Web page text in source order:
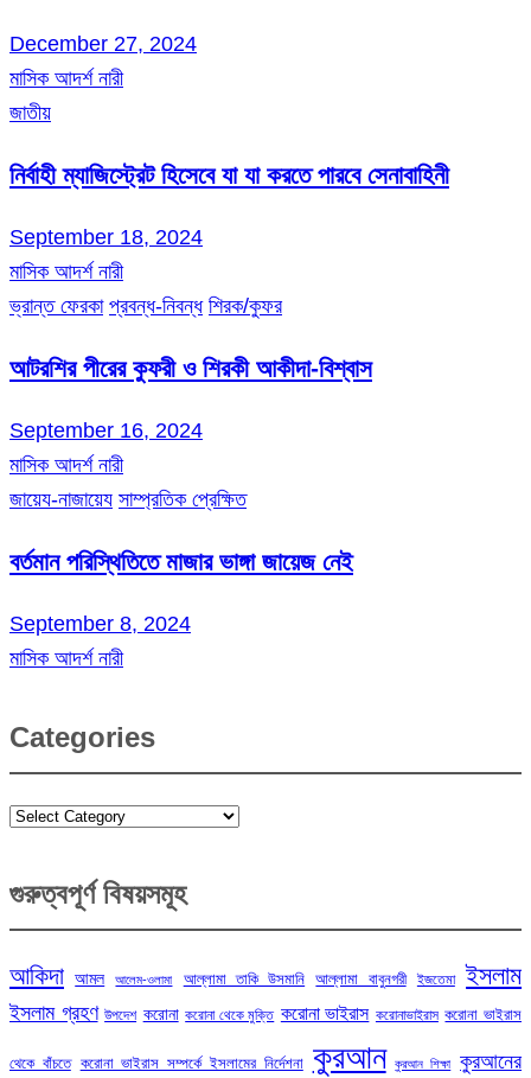
December 27, 2024
মাসিক আদর্শ নারী
জাতীয়
নির্বাহী ম্যাজিস্ট্রেট হিসেবে যা যা করতে পারবে সেনাবাহিনী
September 18, 2024
মাসিক আদর্শ নারী
ভ্রান্ত ফেরকা প্রবন্ধ-নিবন্ধ শিরক/কুফর
আটরশির পীরের কুফরী ও শিরকী আকীদা-বিশ্বাস
September 16, 2024
মাসিক আদর্শ নারী
জায়েয-নাজায়েয সাম্প্রতিক প্রেক্ষিত
বর্তমান পরিস্থিতিতে মাজার ভাঙ্গা জায়েজ নেই
September 8, 2024
মাসিক আদর্শ নারী
Categories
Categories
গুরুত্বপূর্ণ বিষয়সমূহ
আকিদা আমল আলেম-ওলামা আল্লামা তাকি উসমানি আল্লামা বাবুনগরী ইজতেমা ইসলাম
ইসলাম গ্রহণ উপদেশ করোনা করোনা থেকে মুক্তি করোনা ভাইরাস করোনাভাইরাস করোনা ভাইরাস
থেকে বাঁচতে করোনা ভাইরাস সম্পর্কে ইসলামের নির্দেশনা কুরআন কুরআন শিক্ষা কুরআনের